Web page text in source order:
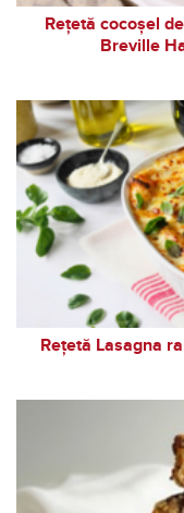
Rețetă cocoșel
Breville
Rețetă Lasagna